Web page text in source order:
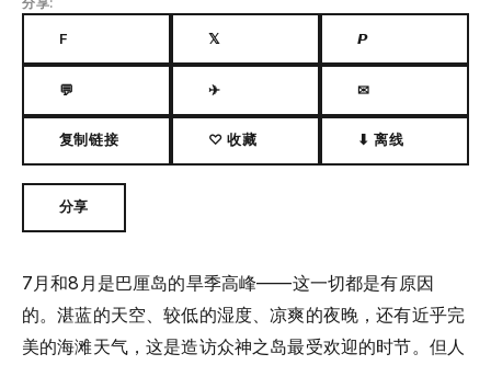
F 𝕏 𝙋
💬 ✈ ✉
复制链接 ♡ 收藏 ⬇ 离线
分享
7月和8月是巴厘岛的旱季高峰——这一切都是有原因
的。湛蓝的天空、较低的湿度、凉爽的夜晚，还有近乎完
美的海滩天气，这是造访众神之岛最受欢迎的时节。但人